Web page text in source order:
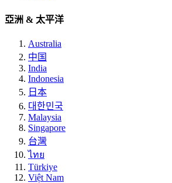
亞洲 & 太平洋
Australia
中国
India
Indonesia
日本
대한민국
Malaysia
Singapore
台灣
ไทย
Türkiye
Việt Nam